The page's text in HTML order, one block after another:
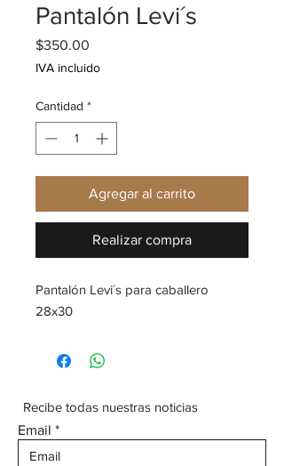
Pantalón Levi´s
$350.00
IVA incluido
Cantidad *
Agregar al carrito
Realizar compra
Pantalón Levi´s para caballero
28x30
Recibe todas nuestras noticias
Email